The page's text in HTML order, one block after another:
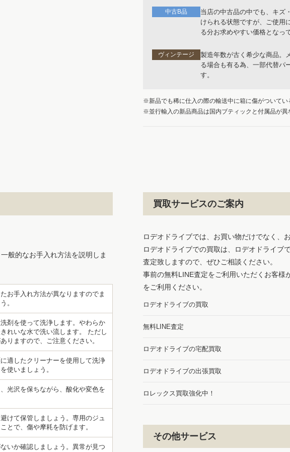
中古B品
当店の中古品の中でも、キズ
けられる状態ですが、ご使用
る分お求めやすい価格となっ
ヴィンテージ
製造年数が古く希少な商品。
る場合も有る為、一部代替パ
す。
※新品でも稀に仕入の際の輸送中に箱に傷がついてい
※並行輸入の新品商品は国内ブティックと付属品が異
般的なお手入れ方法を説明しま
お手入れ方法が異なりますのでま
。
剤を使って洗浄します。やわらか
れいな水で洗い流します。 ただし
りますので、ご注意ください。
適したクリーナーを使用して洗浄
使いましょう。
光沢を保ちながら、酸化や変色を
けて保管しましょう。専用のジュ
とで、傷や摩耗を防げます。
いか確認しましょう。異常が見つ
買取サービスのご案内
ロデオドライブでは、お買い物だけでなく、
ロデオドライブでの買取は、ロデオドライブ
査定致しますので、ぜひご相談ください。
事前の無料LINE査定をご利用いただくお客様
をご利用ください。
ロデオドライブの買取
無料LINE査定
ロデオドライブの宅配買取
ロデオドライブの出張買取
ロレックス買取強化中！
その他サービス